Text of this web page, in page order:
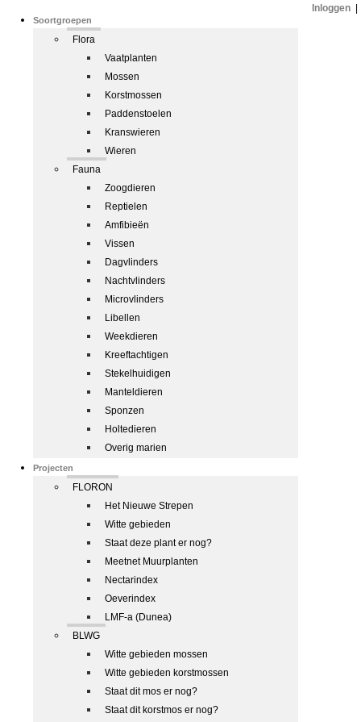
Soortgroepen
Flora
Vaatplanten
Mossen
Korstmossen
Paddenstoelen
Kranswieren
Wieren
Fauna
Zoogdieren
Reptielen
Amfibieën
Vissen
Dagvlinders
Nachtvlinders
Microvlinders
Libellen
Weekdieren
Kreeftachtigen
Stekelhuidigen
Manteldieren
Sponzen
Holtedieren
Overig marien
Projecten
FLORON
Het Nieuwe Strepen
Witte gebieden
Staat deze plant er nog?
Meetnet Muurplanten
Nectarindex
Oeverindex
LMF-a (Dunea)
BLWG
Witte gebieden mossen
Witte gebieden korstmossen
Staat dit mos er nog?
Staat dit korstmos er nog?
Inloggen